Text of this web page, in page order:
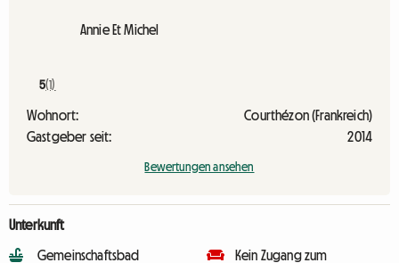
Annie Et Michel
5(1)
Wohnort:
Courthézon (Frankreich)
Gastgeber seit:
2014
Bewertungen ansehen
Unterkunft
Gemeinschaftsbad
Kein Zugang zum